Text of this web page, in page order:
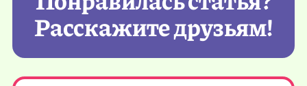
Расскажите друзьям!